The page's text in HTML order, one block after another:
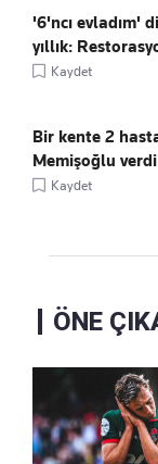
'6'ncı evladım'
yıllık:
Kaydet
Bir kente 2
Memişoğlu verdi
Kaydet
ÖNE